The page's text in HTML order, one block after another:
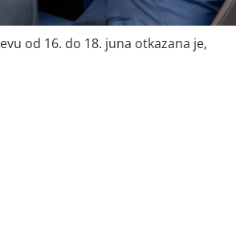
od 16. do 18. juna otkazana je,